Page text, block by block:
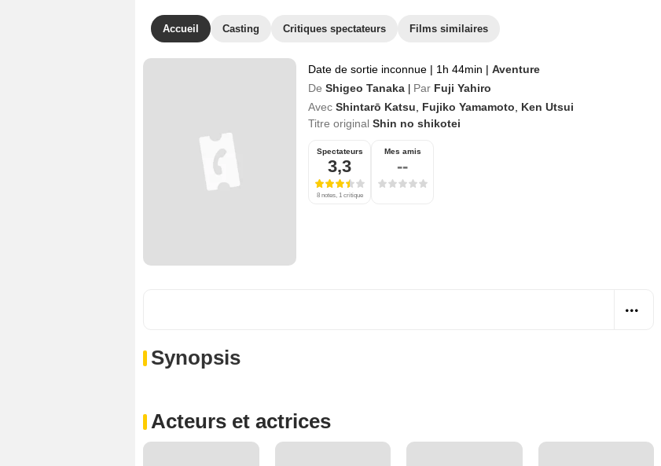
Accueil Casting Critiques spectateurs Films similaires
Date de sortie inconnue | 1h 44min | Aventure
De Shigeo Tanaka Par Fuji Yahiro
Avec Shintarō Katsu Fujiko Yamamoto
Ken Utsui
Titre original Shin no shikotei
Spectateurs
3,3
8 notes, 1 critique
Mes amis
--
Synopsis
Acteurs et actrices